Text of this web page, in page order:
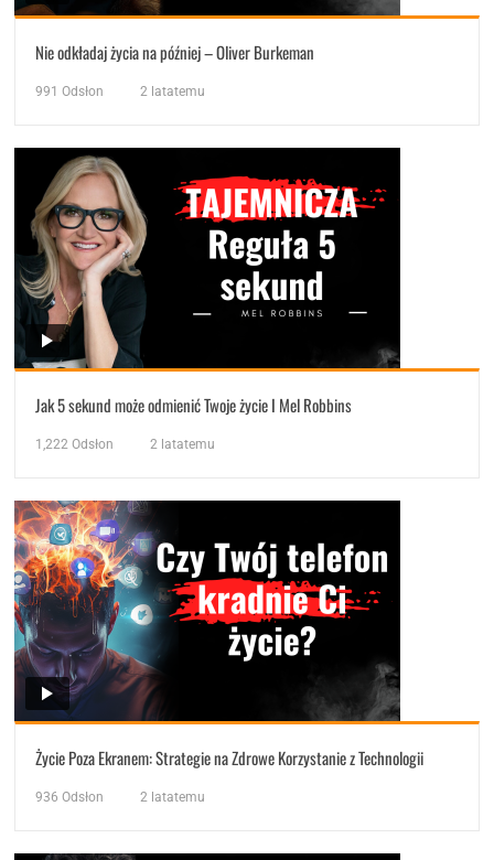
Nie odkładaj życia na później – Oliver Burkeman
991 Odsłon 2 latatemu
Jak 5 sekund może odmienić Twoje życie I Mel Robbins
1,222 Odsłon 2 latatemu
Życie Poza Ekranem: Strategie na Zdrowe Korzystanie z Technologii
936 Odsłon 2 latatemu